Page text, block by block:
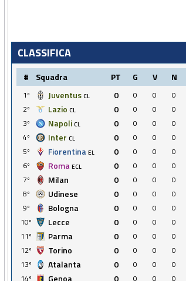
CLASSIFICA
# Squadra PT G V N
1º Juventus CL 0 0 0 0
2º
Lazio CL 0 0 0 0
3º
Napoli CL 0 0 0 0
4º
Inter CL 0 0 0 0
5º
Fiorentina EL 0 0 0 0
6º
Roma ECL 0 0 0 0
7º
Milan 0 0 0 0
8º
Udinese 0 0 0 0
9º
Bologna 0 0 0 0
10º
Lecce 0 0 0 0
11º
Parma 0 0 0 0
12º
Torino 0 0 0 0
13º
Atalanta 0 0 0 0
14º
Genoa 0 0 0 0